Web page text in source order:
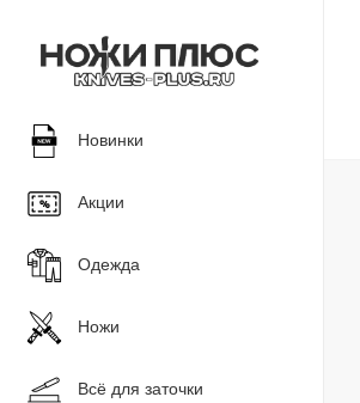
Новинки
Акции
Одежда
Ножи
Всё для заточки